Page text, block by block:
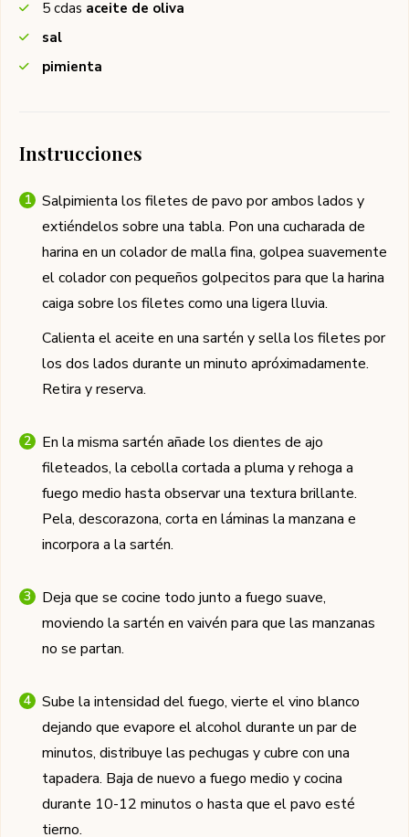
5 cdas aceite de oliva
sal
pimienta
Instrucciones
Salpimienta los filetes de pavo por ambos lados y
extiéndelos sobre una tabla. Pon una cucharada de
harina en un colador de malla fina, golpea suavemente
el colador con pequeños golpecitos para que la harina
caiga sobre los filetes como una ligera lluvia.
Calienta el aceite en una sartén y sella los filetes por
los dos lados durante un minuto apróximadamente.
Retira y reserva.
En la misma sartén añade los dientes de ajo
fileteados, la cebolla cortada a pluma y rehoga a
fuego medio hasta observar una textura brillante.
Pela, descorazona, corta en láminas la manzana e
incorpora a la sartén.
Deja que se cocine todo junto a fuego suave,
moviendo la sartén en vaivén para que las manzanas
no se partan.
Sube la intensidad del fuego, vierte el vino blanco
dejando que evapore el alcohol durante un par de
minutos, distribuye las pechugas y cubre con una
tapadera. Baja de nuevo a fuego medio y cocina
durante 10-12 minutos o hasta que el pavo esté
tierno.